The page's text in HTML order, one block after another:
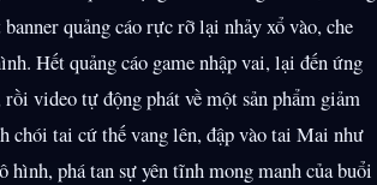
quảng cáo rực rỡ lại nhảy xổ vào, che
Hết quảng cáo game nhập vai, lại đến ứng
video tự động phát về một sản phẩm giảm
chói tai cứ thế vang lên, đập vào tai Mai như
hình, phá tan sự yên tĩnh mong manh của buổi